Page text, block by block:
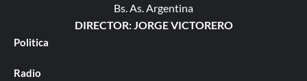
Bs. As. Argentina
DIRECTOR: JORGE VICTORERO
Politica
Radio